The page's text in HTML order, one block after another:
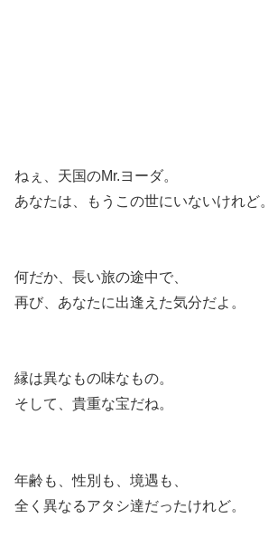
ねぇ、天国のMr.ヨーダ。
あなたは、もうこの世にいないけれど。
何だか、長い旅の途中で、
再び、あなたに出逢えた気分だよ。
縁は異なもの味なもの。
そして、貴重な宝だね。
年齢も、性別も、境遇も、
全く異なるアタシ達だったけれど。